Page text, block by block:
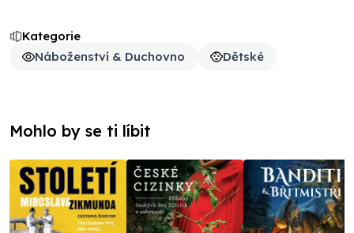
Kategorie
Náboženství & Duchovno
Dětské
Mohlo by se ti líbit